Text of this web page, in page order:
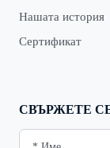
Нашата история
Сертификат
СВЪРЖЕТЕ